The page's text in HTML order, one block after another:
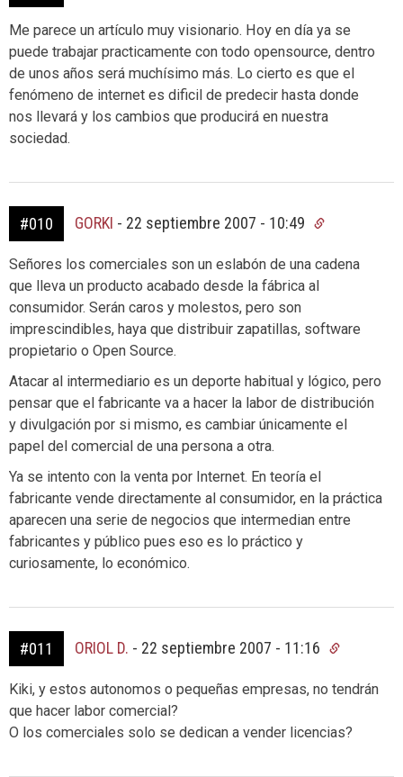
Me parece un artículo muy visionario. Hoy en día ya se
puede trabajar practicamente con todo opensource, dentro
de unos años será muchísimo más. Lo cierto es que el
fenómeno de internet es dificil de predecir hasta donde
nos llevará y los cambios que producirá en nuestra
sociedad.
#010 GORKI - 22 septiembre 2007 - 10:49
Señores los comerciales son un eslabón de una cadena
que lleva un producto acabado desde la fábrica al
consumidor. Serán caros y molestos, pero son
imprescindibles, haya que distribuir zapatillas, software
propietario o Open Source.
Atacar al intermediario es un deporte habitual y lógico, pero
pensar que el fabricante va a hacer la labor de distribución
y divulgación por si mismo, es cambiar únicamente el
papel del comercial de una persona a otra.
Ya se intento con la venta por Internet. En teoría el
fabricante vende directamente al consumidor, en la práctica
aparecen una serie de negocios que intermedian entre
fabricantes y público pues eso es lo práctico y
curiosamente, lo económico.
#011 ORIOL D. - 22 septiembre 2007 - 11:16
Kiki, y estos autonomos o pequeñas empresas, no tendrán
que hacer labor comercial?
O los comerciales solo se dedican a vender licencias?